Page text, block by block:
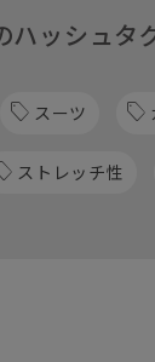
ハッシュタ
スーツ
ストレッチ性